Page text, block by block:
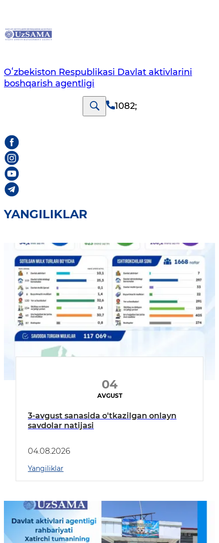
Oʻzbekiston Respublikasi Davlat aktivlarini
boshqarish agentligi
1082;
YANGILIKLAR
04
AVGUST
3-avgust sanasida o'tkazilgan onlayn
savdolar natijasi
04.08.2026
Yangiliklar